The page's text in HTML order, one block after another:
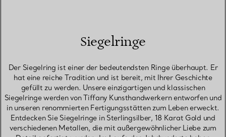
Siegelringe
Der Siegelring ist einer der bedeutendsten Ringe überhaupt. Er
hat eine reiche Tradition und ist bereit, mit Ihrer Geschichte
gefüllt zu werden. Unsere einzigartigen und klassischen
Siegelringe werden von Tiffany Kunsthandwerkern entworfen und
in unseren renommierten Fertigungsstätten zum Leben erweckt.
Entdecken Sie Siegelringe in Sterlingsilber, 18 Karat Gold und
verschiedenen Metallen, die mit außergewöhnlicher Liebe zum